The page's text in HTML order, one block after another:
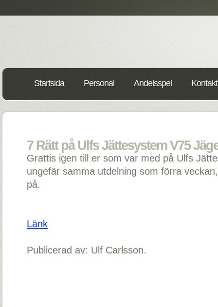
Startsida Personal Andelsspel
7 Rätt på Ulfs Jättesystem V75
Grattis igen till er som var med på Ulfs
ungefär samma utdelning som förra
på.
Länk
Publicerad av: Ulf Carlsson.